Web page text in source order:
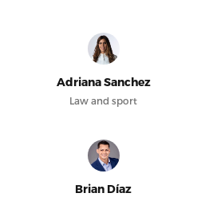
Adriana Sanchez
Law and sport
Brian Díaz